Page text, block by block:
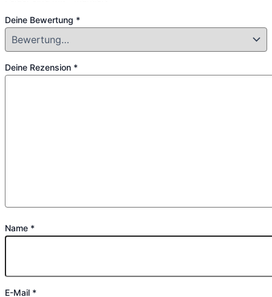
Deine Bewertung *
Deine Rezension *
Name *
E-Mail *